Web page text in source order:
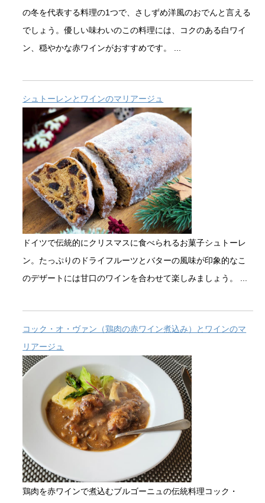
の冬を代表する料理の1つで、さしずめ洋風のおでんと言える
でしょう。優しい味わいのこの料理には、コクのある白ワイ
ン、穏やかな赤ワインがおすすめです。 ...
シュトーレンとワインのマリアージュ
ドイツで伝統的にクリスマスに食べられるお菓子シュトーレ
ン。たっぷりのドライフルーツとバターの風味が印象的なこ
のデザートには甘口のワインを合わせて楽しみましょう。 ...
コック・オ・ヴァン（鶏肉の赤ワイン煮込み）とワインのマ
リアージュ
鶏肉を赤ワインで煮込むブルゴーニュの伝統料理コック・